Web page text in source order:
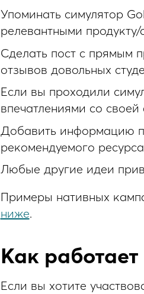
Упоминать симулятор
релевантными
Сделать пост с прямым
отзывов довольных
Если вы проходили
впечатлениями со своей
Добавить информацию
рекомендуемого
Любые другие идеи
Примеры нативных
ниже.
Как
Если вы хотите